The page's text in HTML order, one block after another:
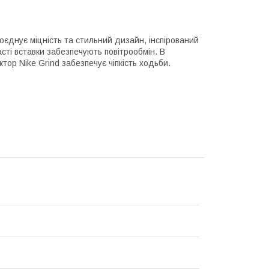
міцність та стильний дизайн, інспірований
вставки забезпечують повітрообмін. В
Nike Grind забезпечує чіпкість ходьби.